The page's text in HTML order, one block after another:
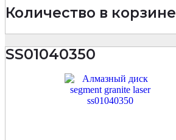
пильный
дереву
мм
Woodcutter
Professional
Количество в
SS01040350